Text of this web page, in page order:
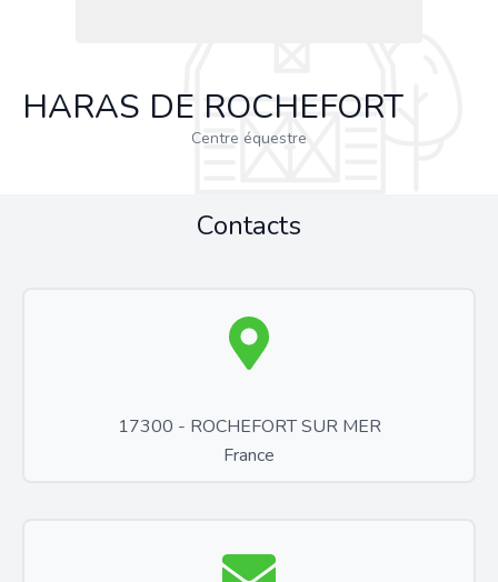
HARAS DE ROCHEFORT
Centre équestre
Contacts
17300 - ROCHEFORT SUR MER
France